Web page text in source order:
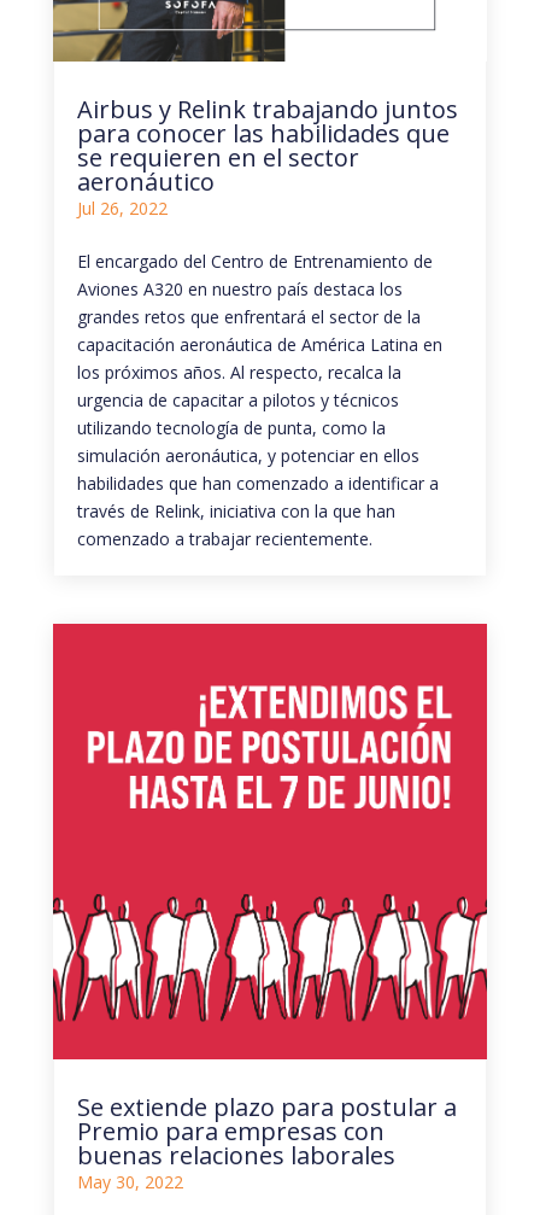
Airbus y Relink trabajando juntos
para conocer las habilidades que
se requieren en el sector
aeronáutico
Jul 26, 2022
El encargado del Centro de Entrenamiento de
Aviones A320 en nuestro país destaca los
grandes retos que enfrentará el sector de la
capacitación aeronáutica de América Latina en
los próximos años. Al respecto, recalca la
urgencia de capacitar a pilotos y técnicos
utilizando tecnología de punta, como la
simulación aeronáutica, y potenciar en ellos
habilidades que han comenzado a identificar a
través de Relink, iniciativa con la que han
comenzado a trabajar recientemente.
Se extiende plazo para postular a
Premio para empresas con
buenas relaciones laborales
May 30, 2022